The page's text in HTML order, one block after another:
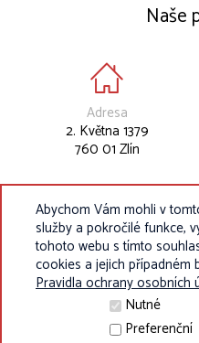
Naše
Adresa
2. Května 1379
760 01 Zlín
Abychom Vám mohli v
služby a pokročilé funkce,
tohoto webu s tímto
cookies a jejich případném
Pravidla ochrany osobních
Nutné
Preferenční